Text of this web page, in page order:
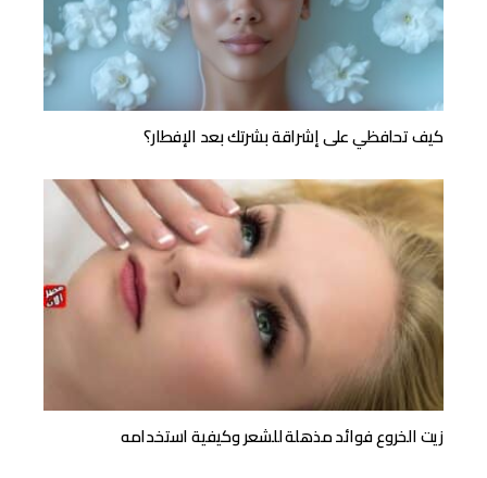
كيف تحافظي على إشراقة بشرتك بعد الإفطار؟
زيت الخروع فوائد مذهلة للشعر وكيفية استخدامه